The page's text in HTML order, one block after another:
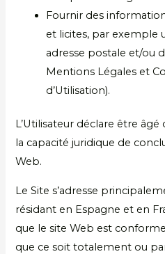
Fournir des
et licites, par exemple
adresse postale et/ou
Mentions Légales et
d’Utilisation).
L’Utilisateur déclare être
la capacité juridique de
Web.
Le Site s’adresse
résidant en Espagne et en
que le site Web est
que ce soit totalement ou